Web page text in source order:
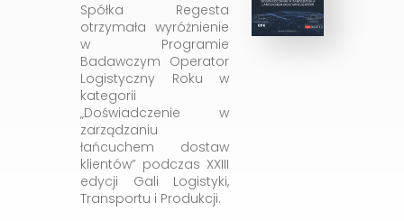
Spółka Regesta
otrzymała wyróżnienie
w Programie
Badawczym Operator
Logistyczny Roku w
kategorii
„Doświadczenie w
zarządzaniu
łańcuchem dostaw
klientów” podczas XXIII
edycji Gali Logistyki,
Transportu i Produkcji.